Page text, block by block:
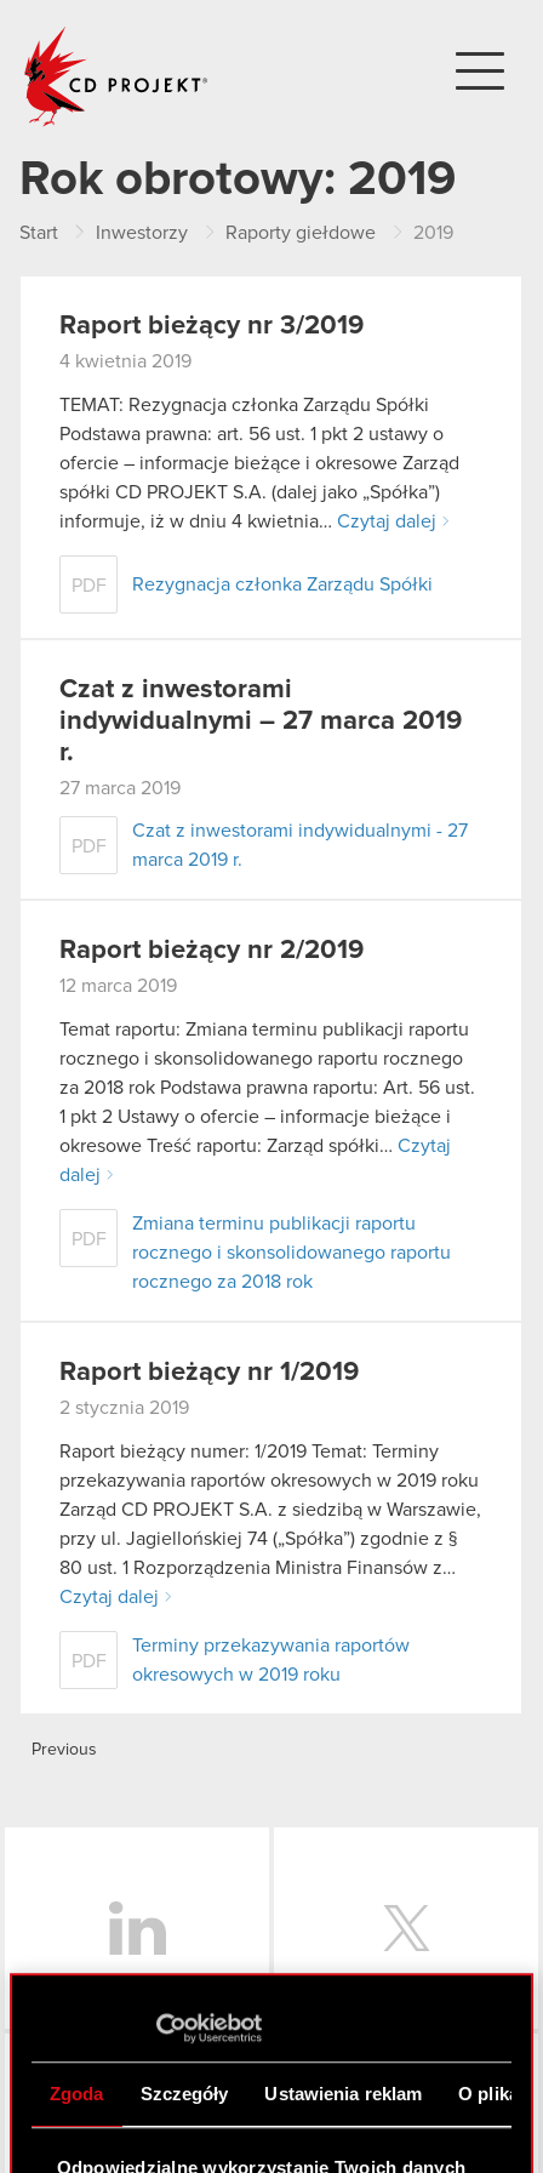
Zgoda Szczegóły Ustawienia reklam O
Odpowiedzialne wykorzystanie Twoich danych
Rok obrotowy: 2019
Start Inwestorzy Raporty giełdowe 2019
Raport bieżący nr 3/2019
4 kwietnia 2019
TEMAT: Rezygnacja członka Zarządu Spółki
Podstawa prawna: art. 56 ust. 1 pkt 2 ustawy o
ofercie – informacje bieżące i okresowe Zarząd
spółki CD PROJEKT S.A. (dalej jako „Spółka”)
informuje, iż w dniu 4 kwietnia… Czytaj dalej
PDF Rezygnacja członka Zarządu Spółki
Czat z inwestorami
indywidualnymi – 27 marca 2019
r.
27 marca 2019
PDF
Czat z inwestorami indywidualnymi - 27
marca 2019 r.
Raport bieżący nr 2/2019
12 marca 2019
Temat raportu: Zmiana terminu publikacji raportu
rocznego i skonsolidowanego raportu rocznego
za 2018 rok Podstawa prawna raportu: Art. 56 ust.
1 pkt 2 Ustawy o ofercie – informacje bieżące i
okresowe Treść raportu: Zarząd spółki… Czytaj
dalej
PDF
Zmiana terminu publikacji raportu
rocznego i skonsolidowanego raportu
rocznego za 2018 rok
Raport bieżący nr 1/2019
2 stycznia 2019
Raport bieżący numer: 1/2019 Temat: Terminy
przekazywania raportów okresowych w 2019 roku
Zarząd CD PROJEKT S.A. z siedzibą w Warszawie,
przy ul. Jagiellońskiej 74 („Spółka”) zgodnie z §
80 ust. 1 Rozporządzenia Ministra Finansów z…
Czytaj dalej
PDF
Terminy przekazywania raportów
okresowych w 2019 roku
Previous
Facebook